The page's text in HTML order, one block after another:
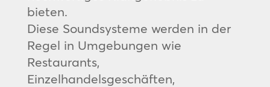
bieten.
Diese Soundsysteme werden in der
Regel in Umgebungen wie
Restaurants,
Einzelhandelsgeschäften,